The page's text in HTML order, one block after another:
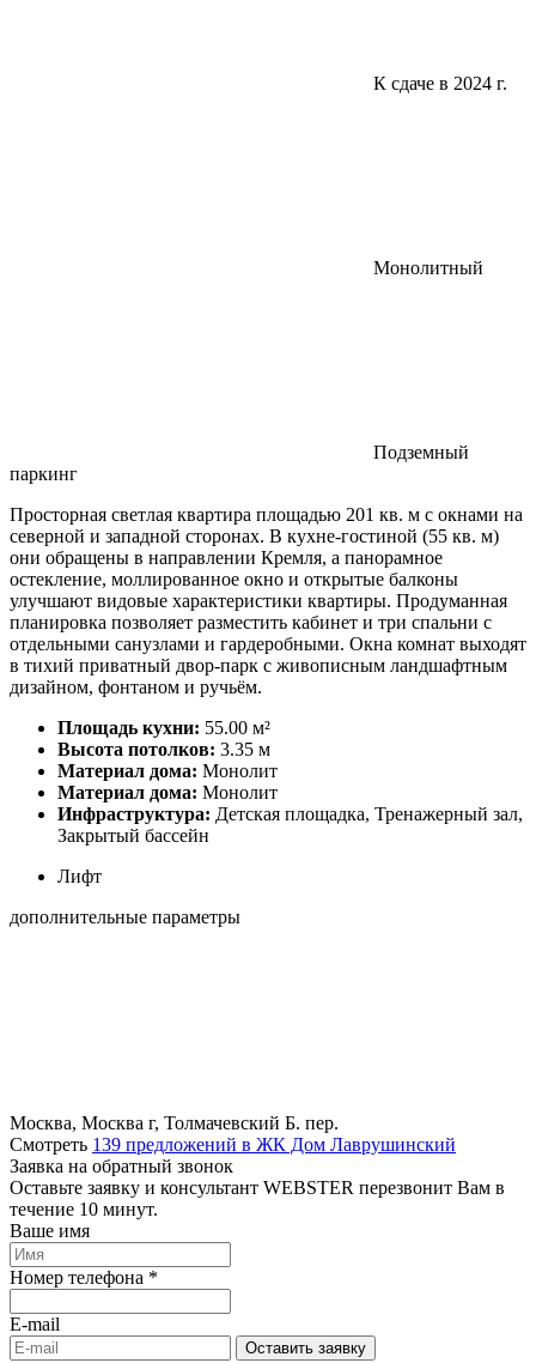
К сдаче в 2024 г.
Монолитный
Подземный
паркинг
Просторная светлая квартира площадью 201 кв. м с окнами на
северной и западной сторонах. В кухне-гостиной (55 кв. м)
они обращены в направлении Кремля, а панорамное
остекление, моллированное окно и открытые балконы
улучшают видовые характеристики квартиры. Продуманная
планировка позволяет разместить кабинет и три спальни с
отдельными санузлами и гардеробными. Окна комнат выходят
в тихий приватный двор-парк с живописным ландшафтным
дизайном, фонтаном и ручьём.
Площадь кухни: 55.00 м²
Высота потолков: 3.35 м
Материал дома: Монолит
Материал дома: Монолит
Инфраструктура: Детская площадка, Тренажерный зал,
Закрытый бассейн
Лифт
дополнительные параметры
Москва, Москва г, Толмачевский Б. пер.
Смотреть 139 предложений в ЖК Дом Лаврушинский
Заявка на обратный звонок
Оставьте заявку и консультант WEBSTER перезвонит Вам в
течение 10 минут.
Ваше имя
Номер телефона *
E-mail
Оставить заявку